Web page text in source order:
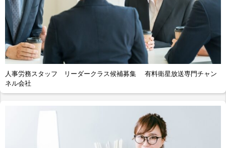
人事労務スタッフ リーダークラス候補募集 有料衛星放送専門チャン
ネル会社